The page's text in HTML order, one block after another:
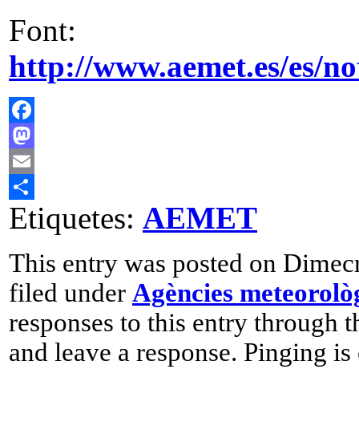
Font:
http://www.aemet.es/es/
Facebook
Mastodon
Email
Comparteix
Etiquetes: AEMET
This entry was posted on
filed under Agències
responses to this entry through
and leave a response. Pinging